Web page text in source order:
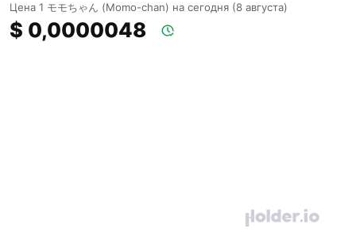
Цена 1 モモちゃん (Momo-chan) на сегодня (8 августа)
$ 0,0000048